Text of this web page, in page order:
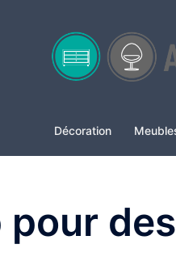
Décoration
pour